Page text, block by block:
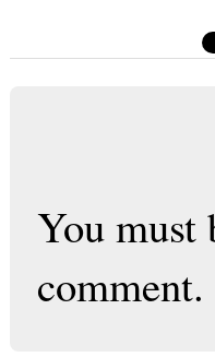
You must
comment.